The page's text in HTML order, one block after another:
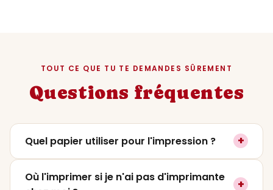
TOUT CE QUE TU TE DEMANDES SÛREMENT
Questions fréquentes
Quel papier utiliser pour l'impression ? +
On recommande un papier mat ou satiné
Où l'imprimer si je n'ai pas d'imprimante
+